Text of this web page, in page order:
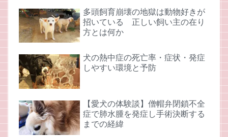
多頭飼育崩壊の地獄は動物好きが
招いている 正しい飼い主の在り
方とは何か
犬の熱中症の死亡率・症状・発症
しやすい環境と予防
【愛犬の体験談】僧帽弁閉鎖不全
症で肺水腫を発症し手術決断する
までの経緯